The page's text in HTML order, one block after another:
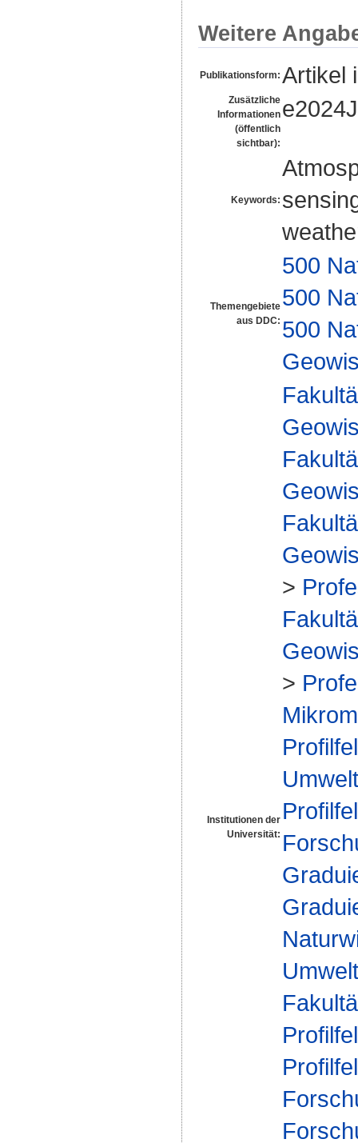
Weitere
Publikationsform: Artikel
Zusätzliche
Informationen
(öffentlich
sichtbar):
Keywords:
Themengebiete
aus DDC:
500
500
500
Institutionen der
Universität:
>
>